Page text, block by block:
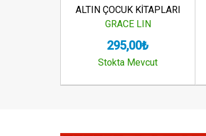
ALTIN ÇOCUK KİTAPLARI
GRACE LIN
295,00₺
Stokta Mevcut